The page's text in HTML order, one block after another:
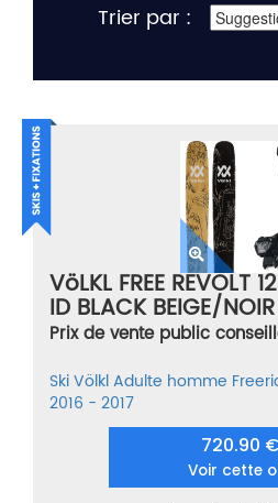
Trier par :
VöLKL FREE REVOLT
ID BLACK BEIGE/NOIR
Prix de vente public
SkiVölklAdulte homme
2016 - 2017
720.90 €
Voir cette